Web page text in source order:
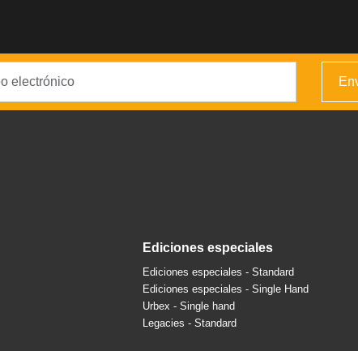
ediciones especiales
Ediciones especiales - Standard
Ediciones especiales - Single Hand
Urbex - Single hand
Legacies - Standard